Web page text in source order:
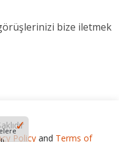
bize iletmek
Policy and Terms of
✓